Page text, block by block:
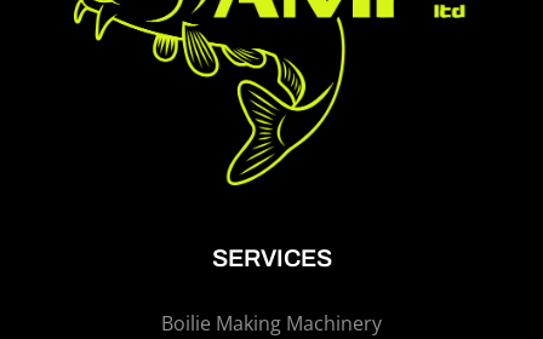
SERVICES
Boilie Making Machinery